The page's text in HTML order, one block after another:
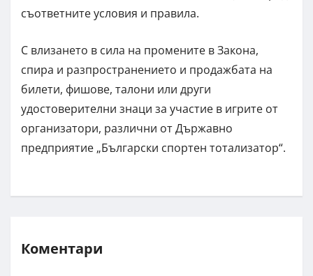
съответните условия и правила.
С влизането в сила на промените в Закона,
спира и разпространението и продажбата на
билети, фишове, талони или други
удостоверителни знаци за участие в игрите от
организатори, различни от Държавно
предприятие „Български спортен тотализатор“.
Коментари